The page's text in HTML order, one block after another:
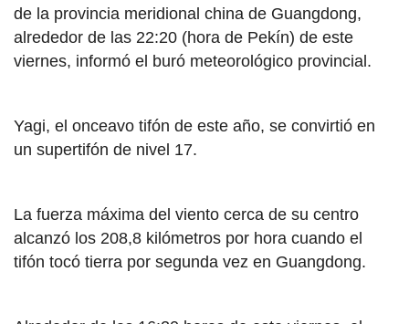
de la provincia meridional china de Guangdong,
alrededor de las 22:20 (hora de Pekín) de este
viernes, informó el buró meteorológico provincial.
Yagi, el onceavo tifón de este año, se convirtió en
un supertifón de nivel 17.
La fuerza máxima del viento cerca de su centro
alcanzó los 208,8 kilómetros por hora cuando el
tifón tocó tierra por segunda vez en Guangdong.